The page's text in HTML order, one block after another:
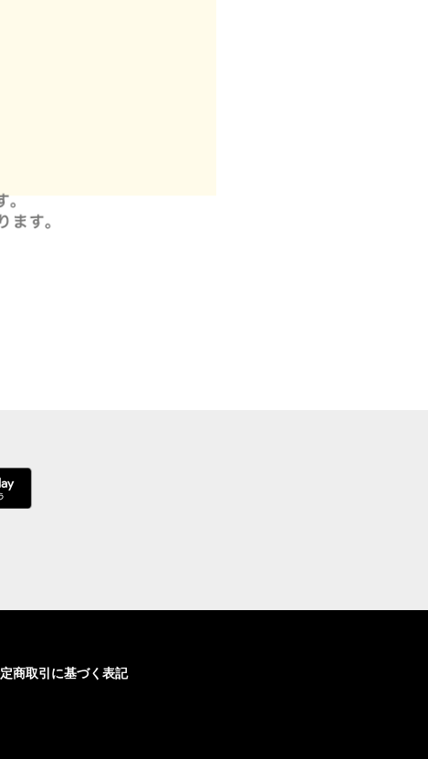
商取引に基づく表記